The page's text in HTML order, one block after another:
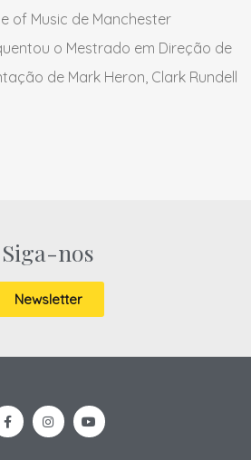
of Music de Manchester
o Mestrado em Direção de
de Mark Heron, Clark Rundell
Siga-nos
Newsletter